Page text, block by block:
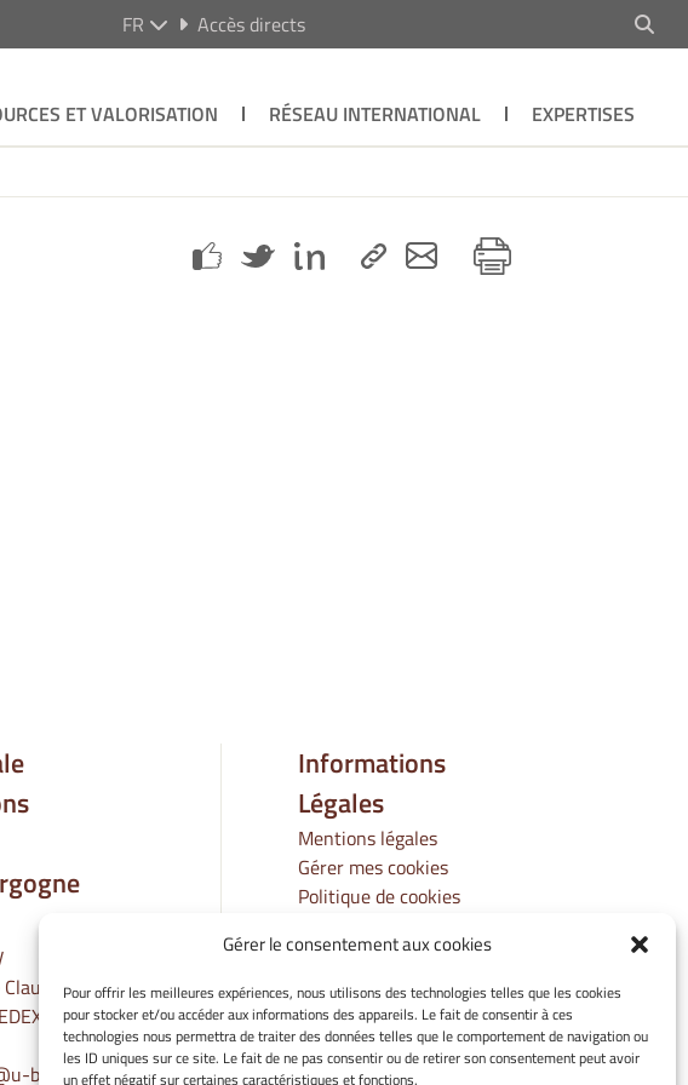
Gérer le consentement aux cookies
Pour offrir les meilleures expériences, nous utilisons des technologies telles que les cookies
pour stocker et/ou accéder aux informations des appareils. Le fait de consentir à ces
technologies nous permettra de traiter des données telles que le comportement de navigation ou
les ID uniques sur ce site. Le fait de ne pas consentir ou de retirer son consentement peut avoir
un effet négatif sur certaines caractéristiques et fonctions.
FR Accès directs
ET VALORISATION RÉSEAU INTERNATIONAL
EXPERTISES
Ladrey
bourgogne.fr
Informations
Légales
Mentions légales
Gérer mes cookies
Politique de cookies
confidentialité
Avertissement